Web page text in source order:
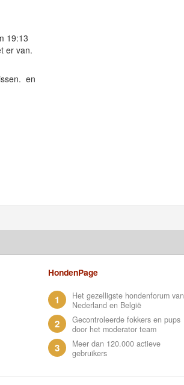
19:13
er van.
en
HondenPage
1
Het gezelligste hondenforum van
Nederland en België
2
Gecontroleerde fokkers en pups
door het moderator team
3
Meer dan 120.000 actieve
gebruikers